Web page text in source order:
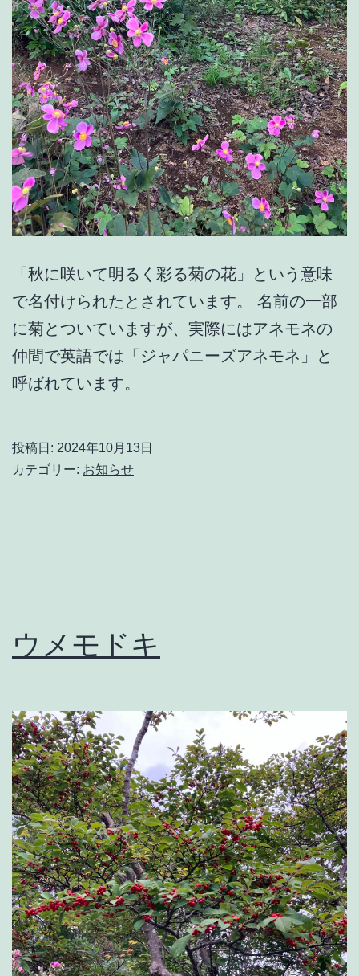
「秋に咲いて明るく彩る菊の花」という意味
で名付けられたとされています。 名前の一部
に菊とついていますが、実際にはアネモネの
仲間で英語では「ジャパニーズアネモネ」と
呼ばれています。
投稿日: 2024年10月13日
カテゴリー: お知らせ
ウメモドキ